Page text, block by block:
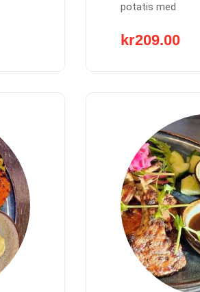
potatis med
kr209.00